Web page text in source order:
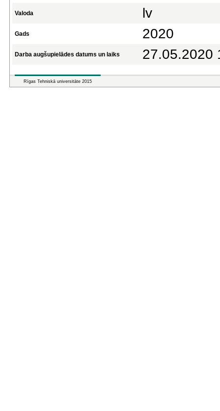
Valoda lv
Gads 2020
Darba augšupielādes datums un laiks 27.05.2020
Rīgas Tehniskā universitāte 2015